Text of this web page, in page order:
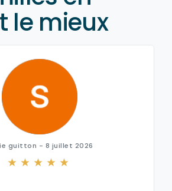
le mieux
guitton - 8 juillet 2026